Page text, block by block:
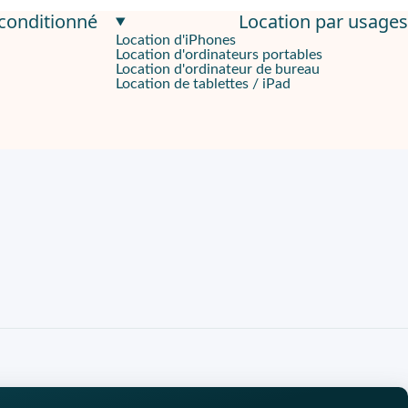
ce dernier assure une utilisation fluide, que vous jouiez,
pour offrir des couleurs vibrantes et des noirs très
soucier de recharger fréquemment. Si la batterie est à plat,
à cet effet avec
Location par usages
Location d'iPhones
Location d'ordinateurs portables
Location d'ordinateur de bureau
Location de tablettes / iPad